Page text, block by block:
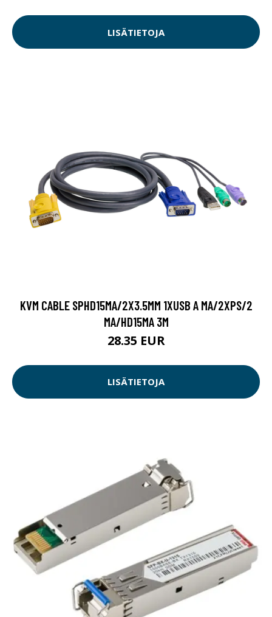
LISÄTIETOJA
KVM CABLE SPHD15MA/2X3.5MM 1XUSB A MA/2XPS/2
MA/HD15MA 3M
28.35 EUR
LISÄTIETOJA